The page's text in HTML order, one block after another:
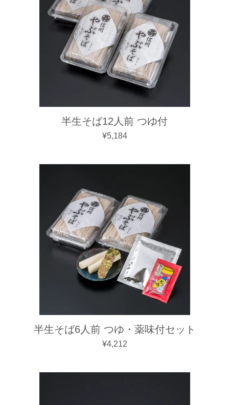
半生そば12人前 つゆ付
通常価格
¥5,184
半生そば6人前 つゆ・薬味付セット
通常価格
¥4,212